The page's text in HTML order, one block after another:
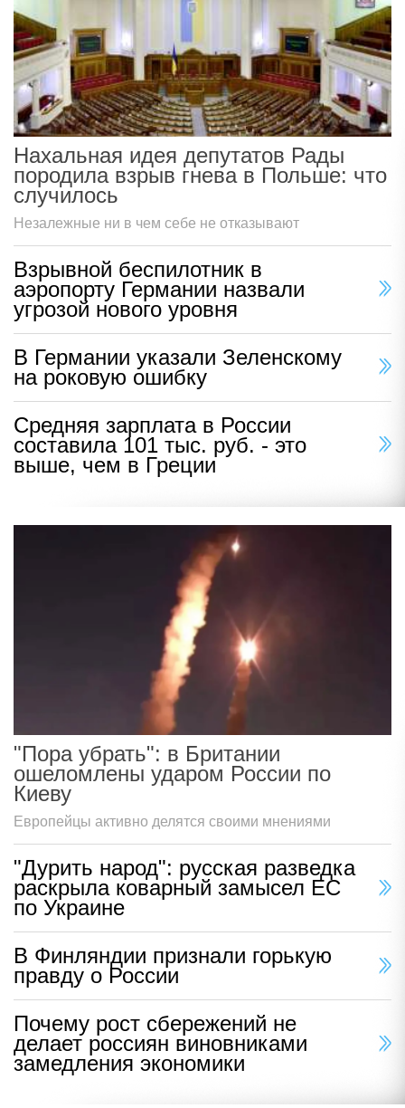
Нахальная идея депутатов Рады
породила взрыв гнева в Польше: что
случилось
Незалежные ни в чем себе не отказывают
Взрывной беспилотник в
аэропорту Германии назвали
угрозой нового уровня
В Германии указали Зеленскому
на роковую ошибку
Средняя зарплата в России
составила 101 тыс. руб. - это
выше, чем в Греции
"Пора убрать": в Британии
ошеломлены ударом России по
Киеву
Европейцы активно делятся своими мнениями
"Дурить народ": русская разведка
раскрыла коварный замысел ЕС
по Украине
В Финляндии признали горькую
правду о России
Почему рост сбережений не
делает россиян виновниками
замедления экономики